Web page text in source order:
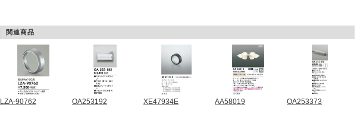
関連商品
LZA-90762 OA253192 XE47934E AA58019 OA253373